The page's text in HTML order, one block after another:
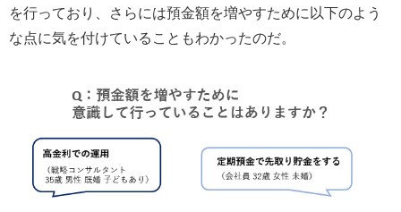
を行っており、さらには預金額を増やすために以下のよう
な点に気を付けていることもわかったのだ。